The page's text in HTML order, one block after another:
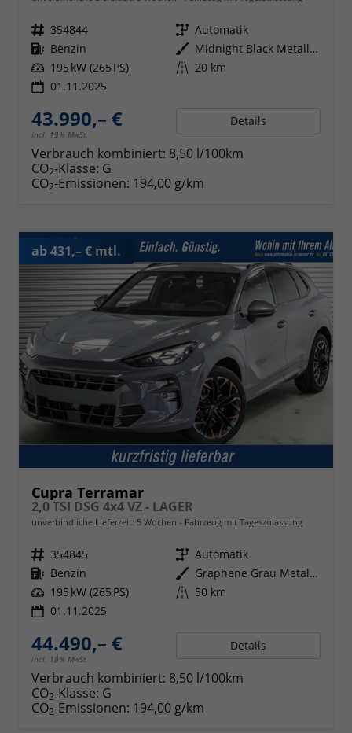
Fahrzeugnr. 354844 Getriebe Automatik
Kraftstoff Benzin Außenfarbe
Midnight Black Metallic (0E)
Leistung 195 kW (265 PS) Kilometerstand 20 km
01.11.2025
43.990,– €
incl. 19% MwSt.
Details
Verbrauch kombiniert: 8,50 l/100km
CO2-Klasse: G
CO2-Emissionen: 194,00 g/km
ab 431,– € mtl.
Cupra Terramar
2,0 TSI DSG 4x4 VZ - LAGER
unverbindliche Lieferzeit: 5 Wochen Fahrzeug mit Tageszulassung
Fahrzeugnr. 354845 Getriebe Automatik
Kraftstoff Benzin Außenfarbe
Graphene Grau Metallic (R6)
Leistung 195 kW (265 PS) Kilometerstand 50 km
01.11.2025
44.490,– €
incl. 19% MwSt.
Details
Verbrauch kombiniert: 8,50 l/100km
CO2-Klasse: G
CO2-Emissionen: 194,00 g/km